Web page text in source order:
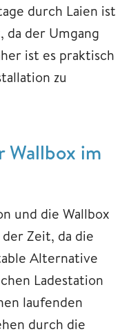
durch Laien ist
der Umgang
ist es praktisch
zu
Wallbox im
und die Wallbox
Zeit, da die
Alternative
Ladestation
laufenden
durch die